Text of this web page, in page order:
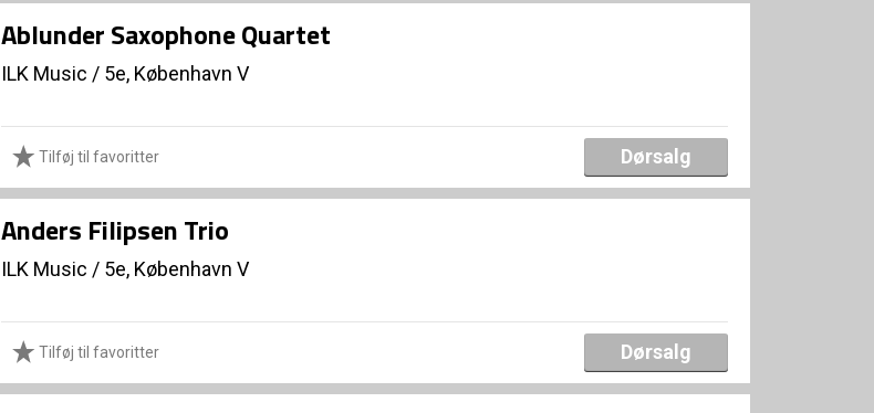
Ablunder Saxophone Quartet
ILK Music / 5e, København V
Tilføj til favoritter Dørsalg
Anders Filipsen Trio
ILK Music / 5e, København V
Tilføj til favoritter Dørsalg